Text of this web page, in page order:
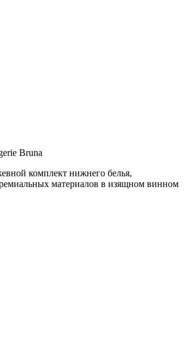
Bruna
комплект нижнего белья,
материалов в изящном винном